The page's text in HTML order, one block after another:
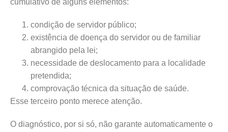
cumulativo de alguns elementos:
condição de servidor público;
existência de doença do servidor ou de familiar
abrangido pela lei;
necessidade de deslocamento para a localidade
pretendida;
comprovação técnica da situação de saúde.
Esse terceiro ponto merece atenção.
O diagnóstico, por si só, não garante automaticamente o